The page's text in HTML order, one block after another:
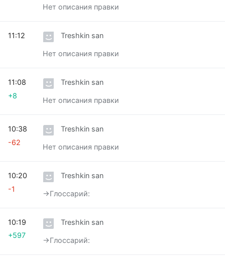
Нет описания правки
Treshkin san
Нет описания правки
11:12
Treshkin san
Нет описания правки
11:08
+8
Treshkin san
Нет описания правки
10:38
-62
Treshkin san
→‎Глоссарий:
10:20
-1
Treshkin san
→‎Глоссарий:
10:19
+597